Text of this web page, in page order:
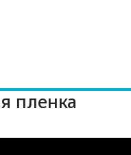
пленка